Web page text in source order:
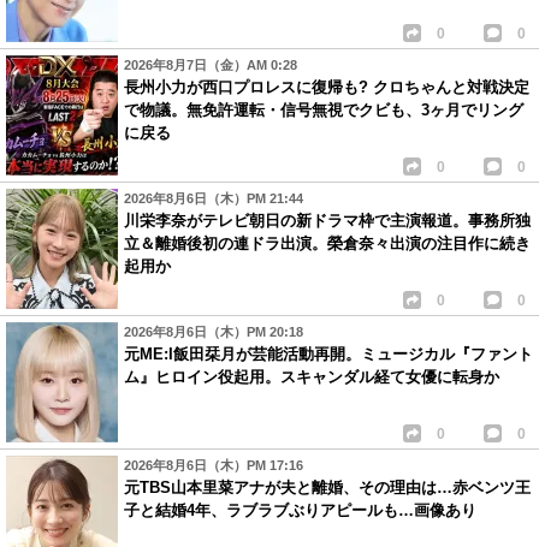
0 0
2026年8月7日（金）AM 0:28
長州小力が西口プロレスに復帰も? クロちゃんと対戦決定
で物議。無免許運転・信号無視でクビも、3ヶ月でリング
に戻る
0 0
2026年8月6日（木）PM 21:44
川栄李奈がテレビ朝日の新ドラマ枠で主演報道。事務所独
立＆離婚後初の連ドラ出演。榮倉奈々出演の注目作に続き
起用か
0 0
2026年8月6日（木）PM 20:18
元ME:I飯田栞月が芸能活動再開。ミュージカル『ファント
ム』ヒロイン役起用。スキャンダル経て女優に転身か
0 0
2026年8月6日（木）PM 17:16
元TBS山本里菜アナが夫と離婚、その理由は…赤ベンツ王
子と結婚4年、ラブラブぶりアピールも…画像あり